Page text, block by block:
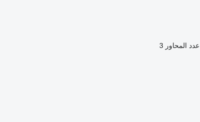
عدد المحاور 3